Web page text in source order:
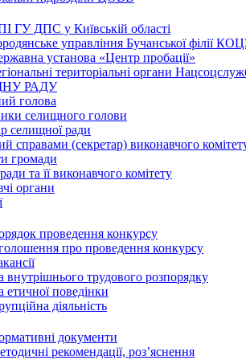
ГУ ДПС у Київській області
управління Бучанської філії
установа «Центр пробації»
територіальні органи
РАДУ
голова
селищного голови
селищної ради
справами (секретар) виконавчого
громади
та її виконавчого комітету
органи
проведення конкурсу
про проведення конкурсу
внутрішнього трудового розпорядку
етичної поведінки
діяльність
документи
рекомендації, роз’яснення